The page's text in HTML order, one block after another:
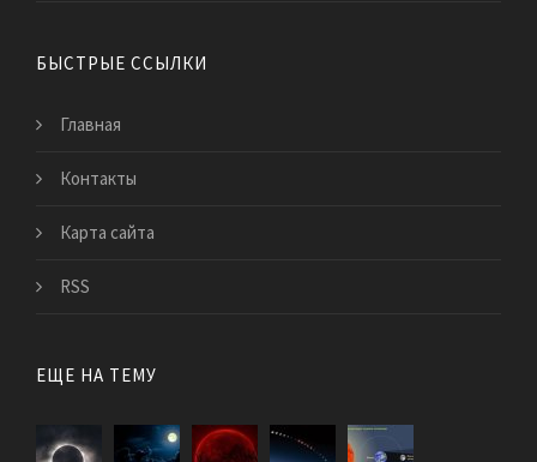
БЫСТРЫЕ ССЫЛКИ
Главная
Контакты
Карта сайта
RSS
ЕЩЕ НА ТЕМУ